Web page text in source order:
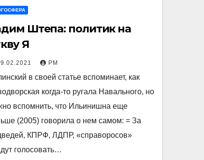
Штепа: политик на
Я
РМ
в своей статье вспоминает, как
когда-то ругала Навального, но
вспомнить, что Ильинишна еще
(2005) говорила о нем самом: = За
КПРФ, ЛДПР, «справоросов»
голосовать…